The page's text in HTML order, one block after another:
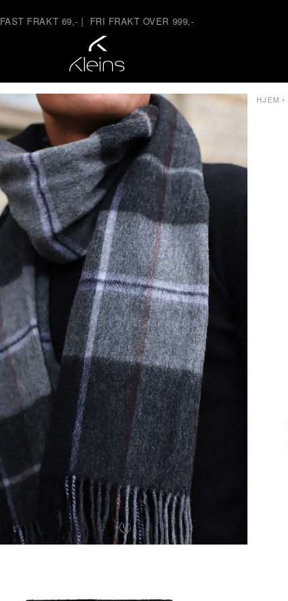
FAST FRAKT 69,- | FRI FRAKT OVER 999,-
HJEM ›